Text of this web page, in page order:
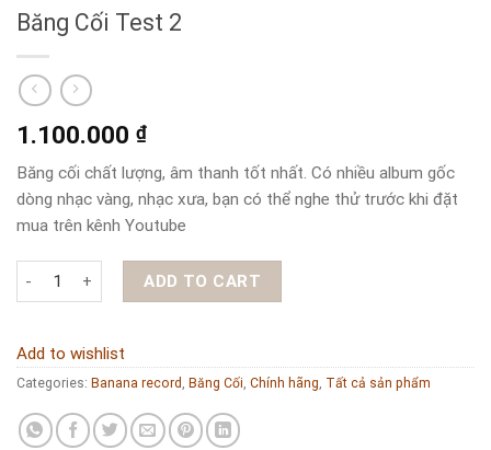
Băng Cối Test 2
1.100.000 ₫
Băng cối chất lượng, âm thanh tốt nhất. Có nhiều album gốc
dòng nhạc vàng, nhạc xưa, bạn có thể nghe thử trước khi đặt
mua trên kênh Youtube
ADD TO CART
Add to wishlist
Categories: Banana record , Băng Cối, Chính hãng, Tất cả sản phẩm